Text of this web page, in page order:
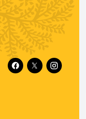
XR Santiago on